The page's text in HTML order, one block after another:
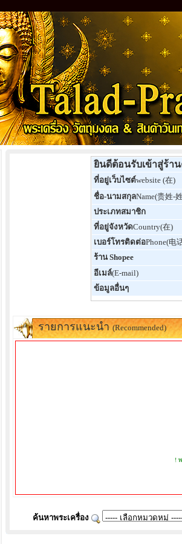
ยินดีต้อนรับเข้าสู่ร้า
ที่อยู่เว็บไซต์website (在)
ชื่อ-นามสกุลName(贵姓-
ประเภทสมาชิก
ที่อยู่จังหวัดCountry(在)
เบอร์โทรติดต่อPhone(电
ร้าน Shopee
อีเมล์(E-mail)
ข้อมูลอื่นๆ
รายการแนะนำ(Recommended)
!
ค้นหาพระเครื่อง